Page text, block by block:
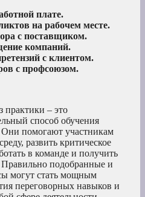
плате.
на рабочем месте.
с поставщиком.
компаний.
с клиентом.
с профсоюзом.
практики – это
способ обучения
помогают участникам
развить критическое
в команде и получить
подобранные и
могут стать мощным
переговорных навыков и